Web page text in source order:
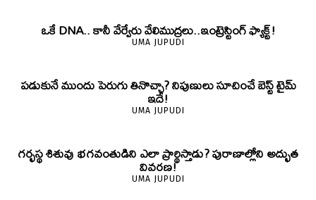
ఒకే DNA.. కానీ వేర్వేరు వేలిముద్రలు..ఇంట్రెస్టింగ్ ఫ్యాక్ట్!
UMA JUPUDI
పడుకునే ముందు పెరుగు తినొచ్చా? నిపుణులు సూచించే బెస్ట్ టైమ్
ఇదే!
UMA JUPUDI
గర్భస్థ శిశువు భగవంతుడిని ఎలా ప్రార్థిస్తాడు? పురాణాల్లోని అద్భుత
వివరణ!
UMA JUPUDI